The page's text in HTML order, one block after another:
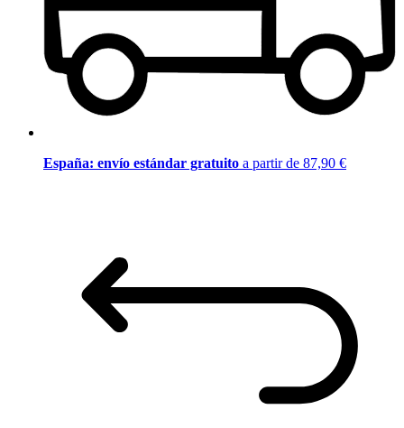
España: envío estándar gratuito a partir de 87,90 €